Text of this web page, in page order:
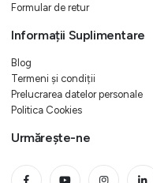
Formular de retur
Informații Suplimentare
Blog
Termeni și condiții
Prelucrarea datelor personale
Politica Cookies
Urmărește-ne